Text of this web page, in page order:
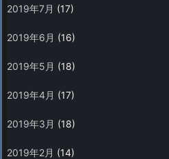
2019年7月 (17)
2019年6月 (16)
2019年5月 (18)
2019年4月 (17)
2019年3月 (18)
2019年2月 (14)